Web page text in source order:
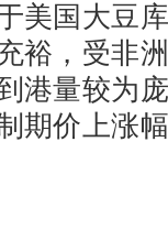
美国大豆
裕，受非
港量较为
期价上涨